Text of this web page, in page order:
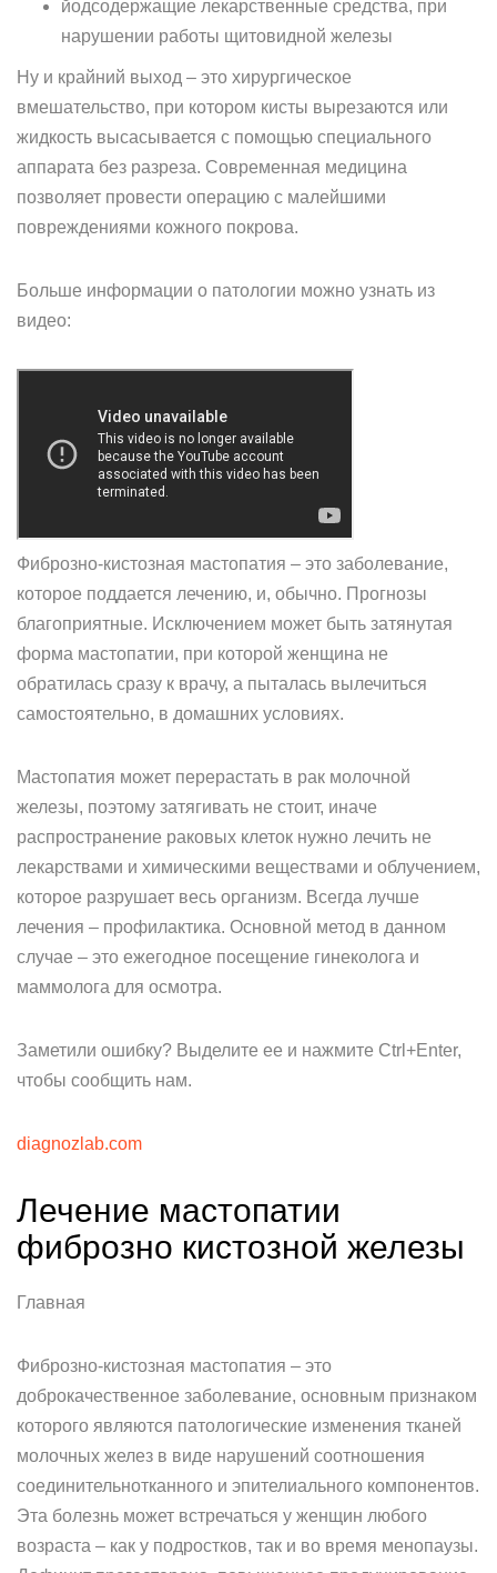
йодсодержащие лекарственные средства, при
нарушении работы щитовидной железы
Ну и крайний выход – это хирургическое
вмешательство, при котором кисты вырезаются или
жидкость высасывается с помощью специального
аппарата без разреза. Современная медицина
позволяет провести операцию с малейшими
повреждениями кожного покрова.
Больше информации о патологии можно узнать из
видео:
Фиброзно-кистозная мастопатия – это заболевание,
которое поддается лечению, и, обычно. Прогнозы
благоприятные. Исключением может быть затянутая
форма мастопатии, при которой женщина не
обратилась сразу к врачу, а пыталась вылечиться
самостоятельно, в домашних условиях.
Мастопатия может перерастать в рак молочной
железы, поэтому затягивать не стоит, иначе
распространение раковых клеток нужно лечить не
лекарствами и химическими веществами и облучением,
которое разрушает весь организм. Всегда лучше
лечения – профилактика. Основной метод в данном
случае – это ежегодное посещение гинеколога и
маммолога для осмотра.
Заметили ошибку? Выделите ее и нажмите Ctrl+Enter,
чтобы сообщить нам.
diagnozlab.com
Лечение мастопатии
фиброзно кистозной железы
Главная
Фиброзно-кистозная мастопатия – это
доброкачественное заболевание, основным признаком
которого являются патологические изменения тканей
молочных желез в виде нарушений соотношения
соединительнотканного и эпителиального компонентов.
Эта болезнь может встречаться у женщин любого
возраста – как у подростков, так и во время менопаузы.